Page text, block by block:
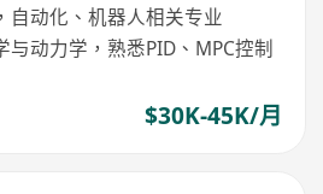
自动化、机器人相关专业
与动力学，熟悉PID、MPC控制
$30K-45K/月